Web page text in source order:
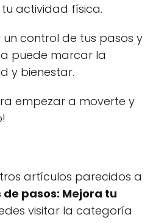
actividad física.
control de tus pasos y
puede marcar la
y bienestar.
empezar a moverte y
artículos parecidos a
pasos: Mejora tu
visitar la categoría